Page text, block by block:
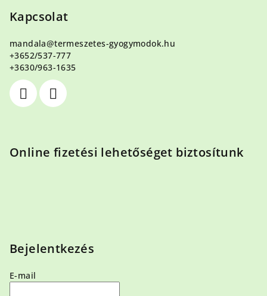
Kapcsolat
mandala@termeszetes-gyogymodok.hu
+3652/537-777
+3630/963-1635
Online fizetési lehetőséget biztosítunk
Bejelentkezés
E-mail